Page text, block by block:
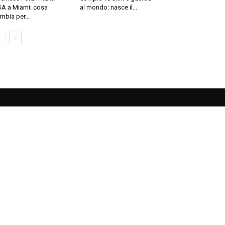
a Miami: cosa
per...
al mondo: nasce il...